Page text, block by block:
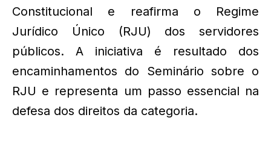
Constitucional e reafirma o Regime
Jurídico Único (RJU) dos servidores
públicos. A iniciativa é resultado dos
encaminhamentos do Seminário sobre o
RJU e representa um passo essencial na
defesa dos direitos da categoria.